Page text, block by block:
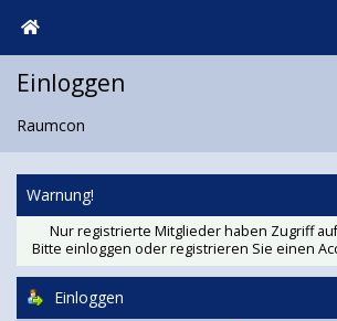
Einloggen
Raumcon
Warnung!
Nur registrierte Mitglieder haben Zugriff
Bitte einloggen oderregistrieren Sie einen
Einloggen